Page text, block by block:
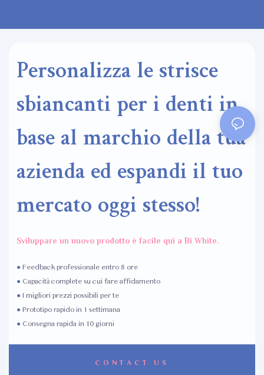
Personalizza le strisce
sbiancanti per i denti in
base al marchio della tua
azienda ed espandi il tuo
mercato oggi stesso!
Sviluppare un nuovo prodotto è facile qui a Bi White.
● Feedback professionale entro 8 ore
● Capacità complete su cui fare affidamento
● I migliori prezzi possibili per te
● Prototipo rapido in 1 settimana
● Consegna rapida in 10 giorni
CONTACT US